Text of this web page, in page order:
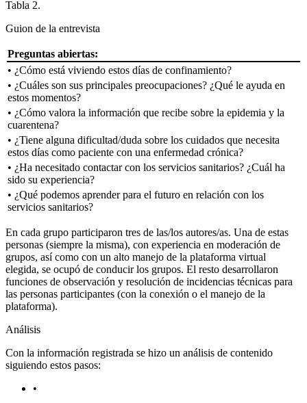
Tabla 2.
Guion de la entrevista
Preguntas abiertas:
• ¿Cómo está viviendo estos días de confinamiento?
• ¿Cuáles son sus principales preocupaciones? ¿Qué le ayuda en
estos momentos?
• ¿Cómo valora la información que recibe sobre la epidemia y la
cuarentena?
• ¿Tiene alguna dificultad/duda sobre los cuidados que necesita
estos días como paciente con una enfermedad crónica?
• ¿Ha necesitado contactar con los servicios sanitarios? ¿Cuál ha
sido su experiencia?
• ¿Qué podemos aprender para el futuro en relación con los
servicios sanitarios?
En cada grupo participaron tres de las/los autores/as. Una de estas
personas (siempre la misma), con experiencia en moderación de
grupos, así como con un alto manejo de la plataforma virtual
elegida, se ocupó de conducir los grupos. El resto desarrollaron
funciones de observación y resolución de incidencias técnicas para
las personas participantes (con la conexión o el manejo de la
plataforma).
Análisis
Con la información registrada se hizo un análisis de contenido
siguiendo estos pasos:
•